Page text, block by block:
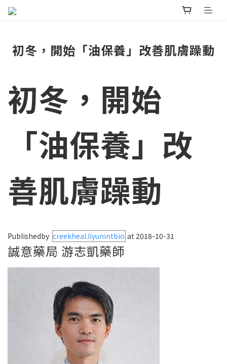
初冬，開始「油保養」改善肌膚躁動
初冬，開始
「油保養」改
善肌膚躁動
Publishedby creekheal.liyunintbio at 2018-10-31
誠意藥局 游志凱藥師